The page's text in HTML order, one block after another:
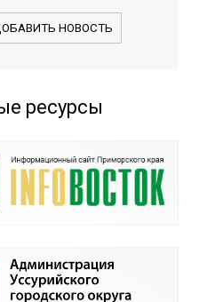
НОВОСТЬ
ресурсы